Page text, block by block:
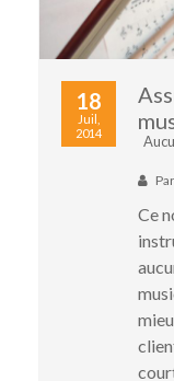
18
Juil,
2014
Par
Ce